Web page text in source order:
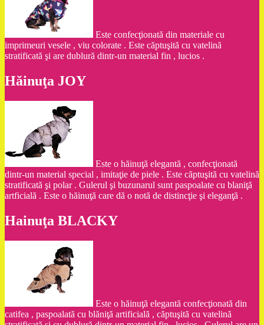
Este confecţionată din materiale cu
imprimeuri vesele , viu colorate . Este căptuşită cu vatelină
stratificată şi are dublură dintr-un material fin , lucios .
Hăinuţa JOY
Este o hăinuţă elegantă , confecţionată
dintr-un material special , imitaţie de piele . Este căptuşită cu vatelină
stratificată şi polar . Gulerul şi buzunarul sunt paspoalate cu blaniţă
artficială . Este o hăinuţă care dă o notă de distincţie şi eleganţă .
Hainuţa BLACKY
Este o hăinuţă elegantă confecţionată din
catifea , paspoalată cu blăniţă artificială , căptuşită cu vatelină